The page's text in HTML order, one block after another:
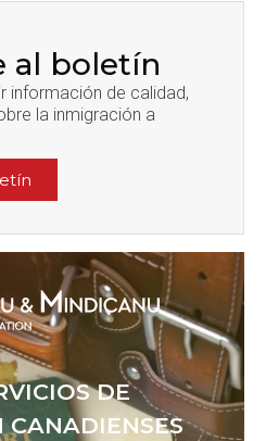
al boletín
información de calidad,
la inmigración a
DE